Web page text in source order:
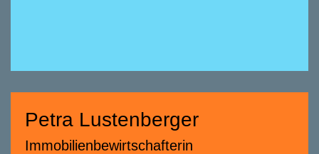
Petra Lustenberger
Immobilienbewirtschafterin
Petra Lustenberger
Immobilienbewirtschafterin